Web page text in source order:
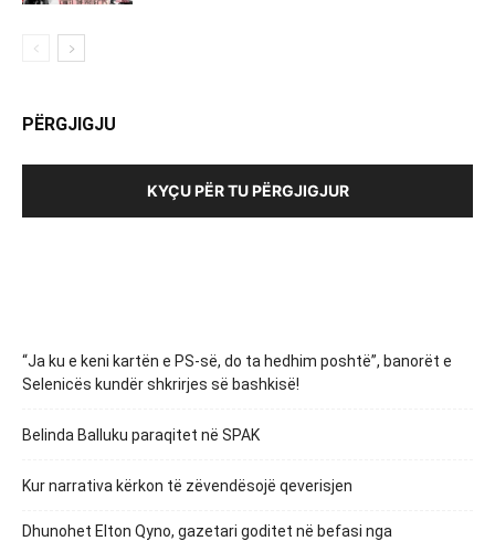
PËRGJIGJU
KYÇU PËR TU PËRGJIGJUR
“Ja ku e keni kartën e PS-së, do ta hedhim poshtë”, banorët e
Selenicës kundër shkrirjes së bashkisë!
Belinda Balluku paraqitet në SPAK
Kur narrativa kërkon të zëvendësojë qeverisjen
Dhunohet Elton Qyno, gazetari goditet në befasi nga